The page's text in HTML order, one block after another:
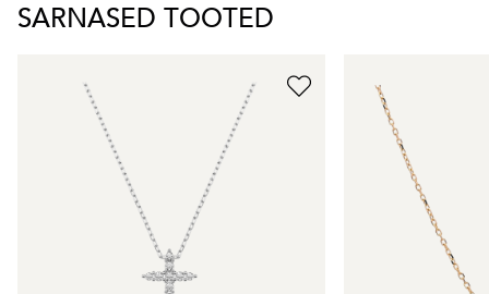
SARNASED TOOTED